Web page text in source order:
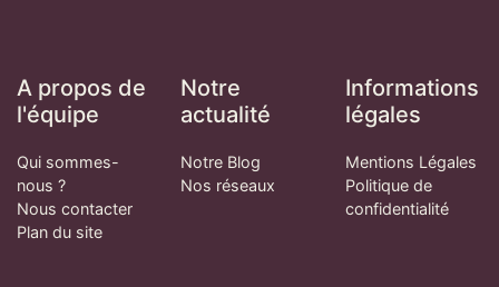
A propos de
l'équipe
Qui sommes-
nous ?
Nous contacter
Plan du site
Notre
actualité
Notre Blog
Nos réseaux
Informations
légales
Mentions Légales
Politique de
confidentialité